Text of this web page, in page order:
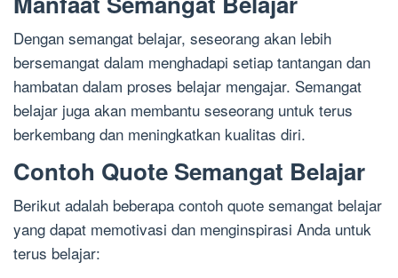
Dengan semangat belajar, seseorang akan lebih
bersemangat dalam menghadapi setiap tantangan dan
hambatan dalam proses belajar mengajar. Semangat
belajar juga akan membantu seseorang untuk terus
berkembang dan meningkatkan kualitas diri.
Contoh Quote Semangat Belajar
Berikut adalah beberapa contoh quote semangat belajar
yang dapat memotivasi dan menginspirasi Anda untuk
terus belajar: